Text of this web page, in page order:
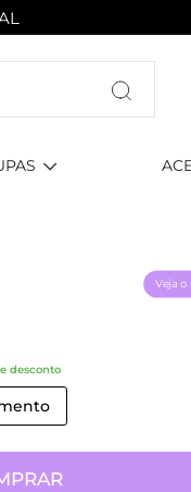
email ou cpf/cnpj
Veja o
desconto